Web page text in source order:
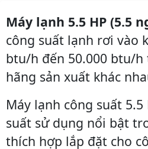
Máy lạnh 5.5 HP (5.5
công suất lạnh rơi vào
btu/h đến 50.000 btu/
hãng sản xuất khác
Máy lạnh công suất
suất sử dụng nổi bật
thích hợp lắp đặt cho